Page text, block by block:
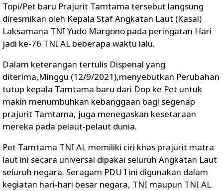
Topi/Pet baru Prajurit Tamtama tersebut langsung
diresmikan oleh Kepala Staf Angkatan Laut (Kasal)
Laksamana TNI Yudo Margono pada peringatan Hari
jadi ke-76 TNI AL beberapa waktu lalu.
Dalam keterangan tertulis Dispenal yang
diterima,Minggu (12/9/2021),menyebutkan Perubahan
tutup kepala Tamtama baru dari Dop ke Pet untuk
makin menumbuhkan kebanggaan bagi segenap
prajurit Tamtama, juga menegaskan kesetaraan
mereka pada pelaut-pelaut dunia.
Pet Tamtama TNI AL memiliki ciri khas prajurit matra
laut ini secara universal dipakai seluruh Angkatan Laut
seluruh negara. Seragam PDU I ini digunakan dalam
kegiatan hari-hari besar negara, TNI maupun TNI AL.